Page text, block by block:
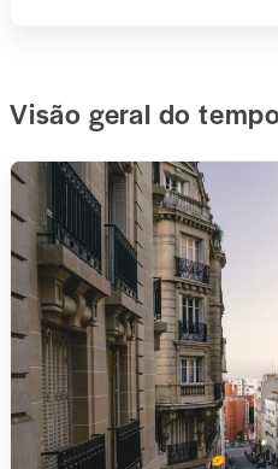
Visão geral do